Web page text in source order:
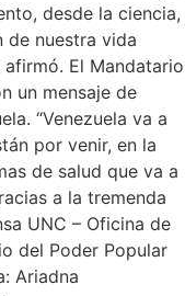
desde la ciencia,
de nuestra vida
El Mandatario
un mensaje de
“Venezuela va a
por venir, en la
de salud que va a
a la tremenda
UNC – Oficina de
del Poder Popular
Ariadna